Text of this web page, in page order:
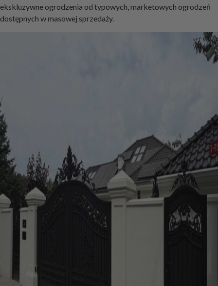
ekskluzywne ogrodzenia od typowych, marketowych ogrodzeń
dostępnych w masowej sprzedaży.